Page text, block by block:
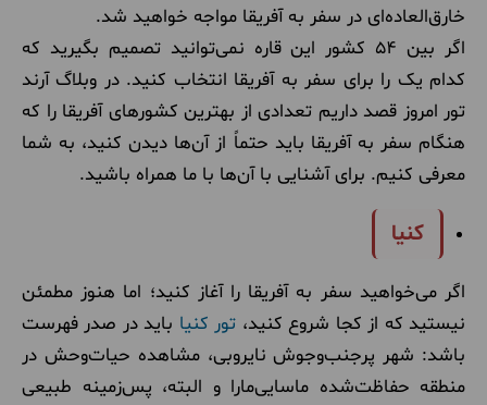
خارق‌العاده‌ای در سفر به آفریقا مواجه خواهید شد.
اگر بین 54 کشور این قاره نمی‌توانید تصمیم بگیرید که
کدام یک را برای سفر به آفریقا انتخاب کنید. در وبلاگ آرند
تور امروز قصد داریم تعدادی از بهترین کشورهای آفریقا را که
هنگام سفر به آفریقا باید حتماً از آن‌ها دیدن کنید، به شما
معرفی کنیم. برای آشنایی با آن‌ها با ما همراه باشید.
کنیا
اگر می‌خواهید سفر به آفریقا را آغاز کنید؛ اما هنوز مطمئن
نیستید که از کجا شروع کنید، تور کنیا باید در صدر فهرست
باشد: شهر پرجنب‌وجوش نایروبی، مشاهده حیات‌وحش در
منطقه حفاظت‌شده ماسایی‌مارا و البته، پس‌زمینه طبیعی